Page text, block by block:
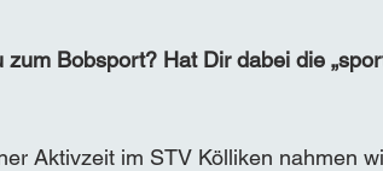
zum Bobsport? Hat Dir dabei die
Aktivzeit im STV Kölliken nahmen